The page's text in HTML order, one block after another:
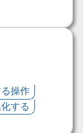
操作
する